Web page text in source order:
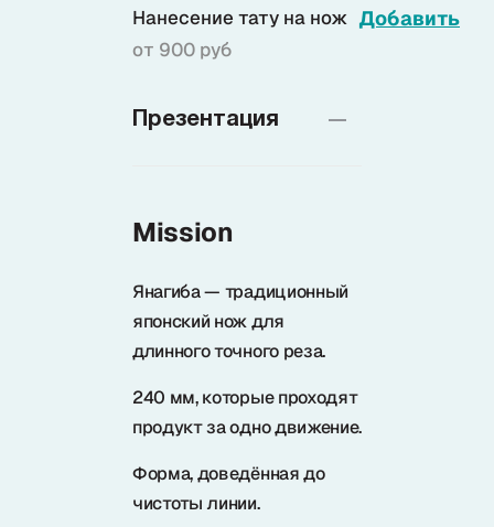
+7 (985) 682 65 26
Интернет-магазин (пн-пт 9-18)
Интернет-магазин
Samura в соцсетях
Нанесение тату на нож
от 900 руб
Добавить
Презентация
Mission
Янагиба — традиционный
японский нож для
длинного точного реза.
240 мм, которые проходят
продукт за одно движение.
Форма, доведённая до
чистоты линии.